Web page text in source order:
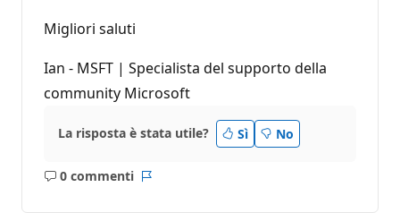
Migliori saluti
Ian - MSFT | Specialista del supporto della
community Microsoft
La risposta è stata utile? Sì No
0 commenti
Nessun